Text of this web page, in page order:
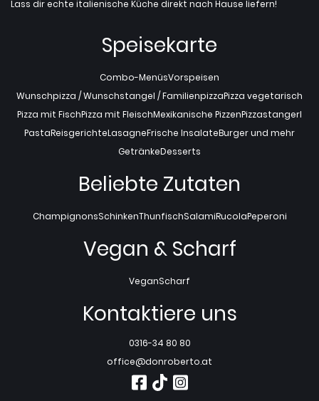
Lass dir echte italienische Küche direkt nach Hause liefern!
Speisekarte
Combo-MenüsVorspeisen
Wunschpizza / Wunschstangel / FamilienpizzaPizza vegetarisch
Pizza mit FischPizza mit FleischMexikanische PizzenPizzastangerl
PastaReisgerichteLasagneFrische InsalateBurger und mehr
GetränkeDesserts
Beliebte Zutaten
ChampignonsSchinkenThunfischSalamiRucolaPeperoni
Vegan & Scharf
VeganScharf
Kontaktiere uns
0316-34 80 80
office@donroberto.at